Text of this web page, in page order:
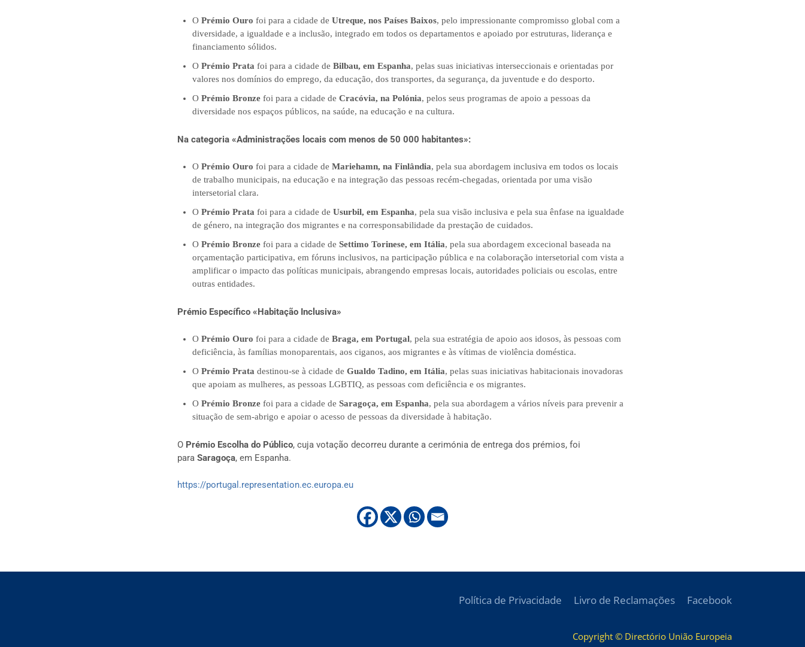
O Prémio Ouro foi para a cidade de Utreque, nos Países Baixos, pelo impressionante compromisso global com a
diversidade, a igualdade e a inclusão, integrado em todos os departamentos e apoiado por estruturas, liderança e
financiamento sólidos.
O Prémio Prata foi para a cidade de Bilbau, em Espanha, pelas suas iniciativas interseccionais e orientadas por
valores nos domínios do emprego, da educação, dos transportes, da segurança, da juventude e do desporto.
O Prémio Bronzefoi para a cidade de Cracóvia, na Polónia, pelos seus programas de apoio a pessoas da
diversidade nos espaços públicos, na saúde, na educação e na cultura.
Na categoria «Administrações locais com menos de 50 000 habitantes»:
O Prémio Ouro foi para a cidade de Mariehamn, na Finlândia, pela sua abordagem inclusiva em todos os locais
de trabalho municipais, na educação e na integração das pessoas recém-chegadas, orientada por uma visão
intersetorial clara.
O Prémio Prata foi para a cidade de Usurbil, em Espanha, pela sua visão inclusiva e pela sua ênfase na igualdade
de género, na integração dos migrantes e na corresponsabilidade da prestação de cuidados.
O Prémio Bronzefoi para a cidade de Settimo Torinese, em Itália, pela sua abordagem excecional baseada na
orçamentação participativa, em fóruns inclusivos, na participação pública e na colaboração intersetorial com vista a
amplificar o impacto das políticas municipais, abrangendo empresas locais, autoridades policiais ou escolas, entre
outras entidades.
Prémio Específico «Habitação Inclusiva»
O Prémio Ouro foi para a cidade de Braga, em Portugal, pela sua estratégia de apoio aos idosos, às pessoas com
deficiência, às famílias monoparentais, aos ciganos, aos migrantes e às vítimas de violência doméstica.
O Prémio Prata destinou-se à cidade de Gualdo Tadino, em Itália, pelas suas iniciativas habitacionais inovadoras
que apoiam as mulheres, as pessoas LGBTIQ, as pessoas com deficiência e os migrantes.
O Prémio Bronzefoi para a cidade de Saragoça, em Espanha, pela sua abordagem a vários níveis para prevenir a
situação de sem-abrigo e apoiar o acesso de pessoas da diversidade à habitação.
O Prémio Escolha do Público, cuja votação decorreu durante a cerimónia de entrega dos prémios, foi
para Saragoça, em Espanha.
https://portugal.representation.ec.europa.eu
Política de Privacidade Livro de Reclamações Facebook
Copyright © Directório União Europeia